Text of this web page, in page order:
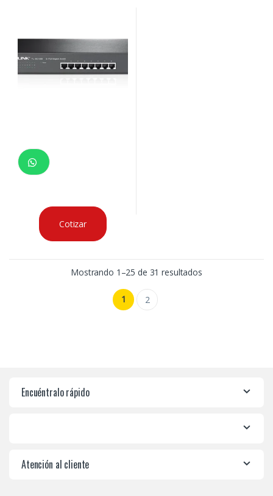
Cotizar
Mostrando 1–25 de 31 resultados
1 2
Encuéntralo rápido
Atención al cliente